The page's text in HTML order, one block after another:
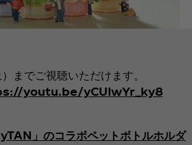
までご視聴いただけます。
youtu.be/yCUIwYr_ky8
」のコラボペットボトルホルダ